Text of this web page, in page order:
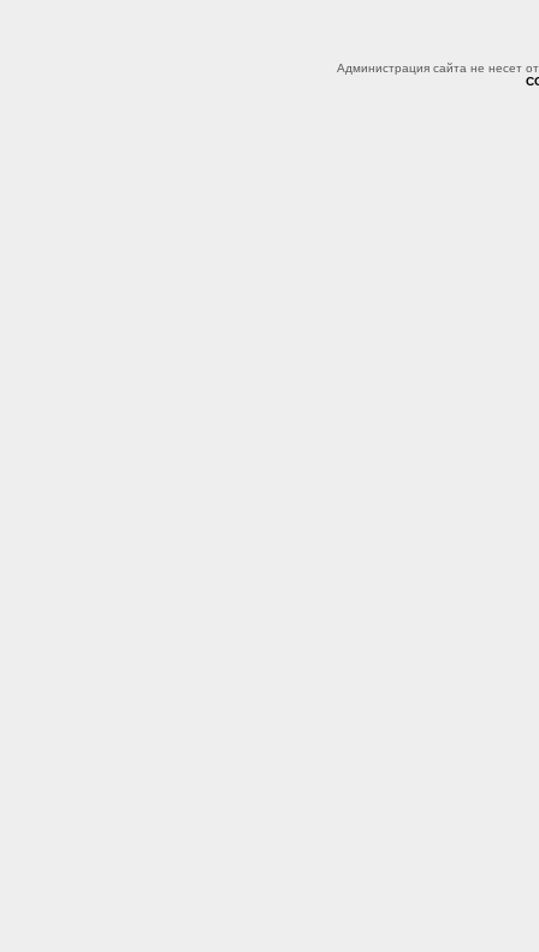
Администрация сайта не несет